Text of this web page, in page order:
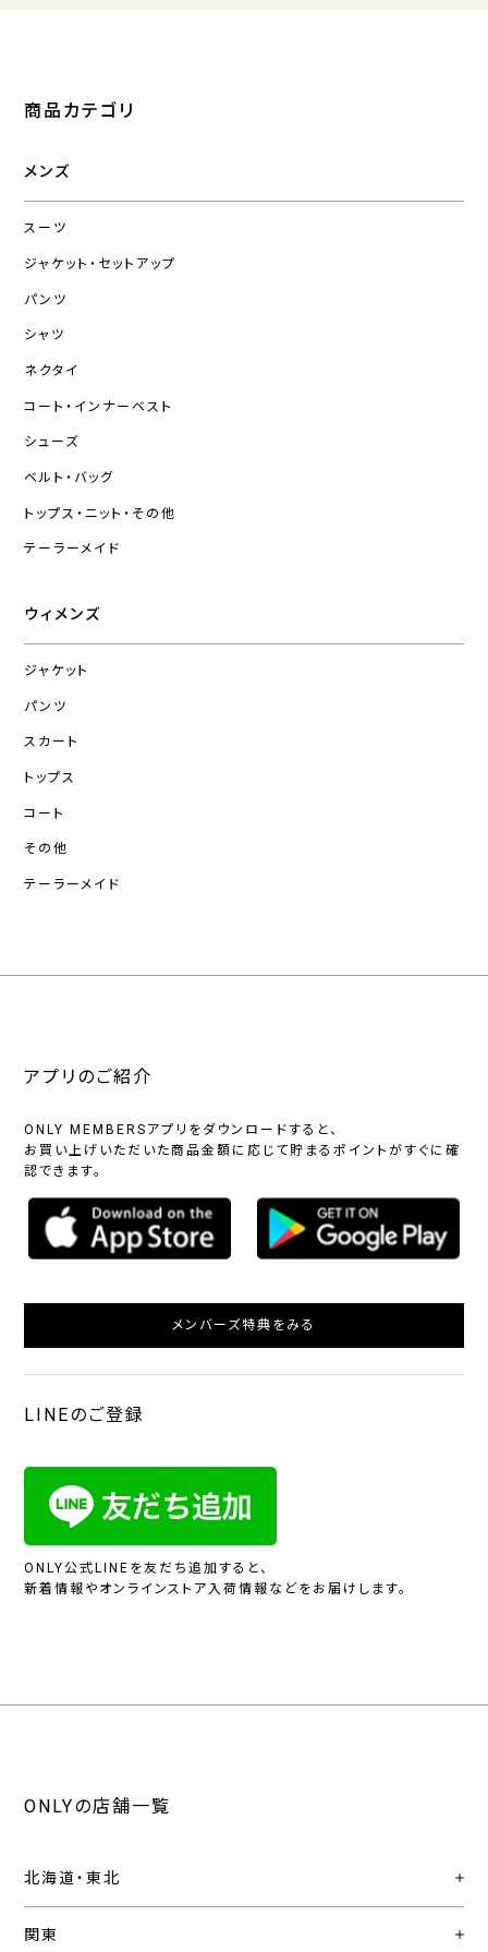
商品カテゴリ
メンズ
スーツ
ジャケット・セットアップ
パンツ
シャツ
ネクタイ
コート・インナーベスト
シューズ
ベルト・バッグ
トップス・ニット・その他
テーラーメイド
ウィメンズ
ジャケット
パンツ
スカート
トップス
コート
その他
テーラーメイド
アプリのご紹介
ONLY MEMBERSアプリをダウンロードすると、
お買い上げいただいた商品金額に応じて貯まるポイントがすぐに確
認できます。
メンバーズ特典をみる
LINEのご登録
ONLY公式LINEを友だち追加すると、
新着情報やオンラインストア入荷情報などをお届けします。
ONLYの店舗一覧
北海道・東北
関東